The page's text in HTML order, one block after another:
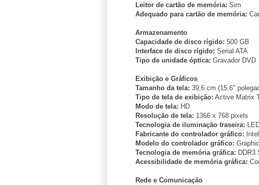
Leitor de cartão de memória: Sim
Adequado para cartão de memória:
Armazenamento
Capacidade de disco rígido: 500 GB
Interface de disco rígido: Serial ATA
Tipo de unidade óptica: Gravador DVD
Exibição e Gráficos
Tamanho da tela: 39,6 cm (15,6"
Tipo de tela de exibição: Active Matrix
Modo de tela: HD
Resolução de tela: 1366 x 768 pixels
Tecnologia de iluminação traseira:
Fabricante do controlador gráfico: Intel
Modelo do controlador gráfico:
Tecnologia de memória gráfica: DDR3
Acessibilidade de memória gráfica:
Rede e Comunicação